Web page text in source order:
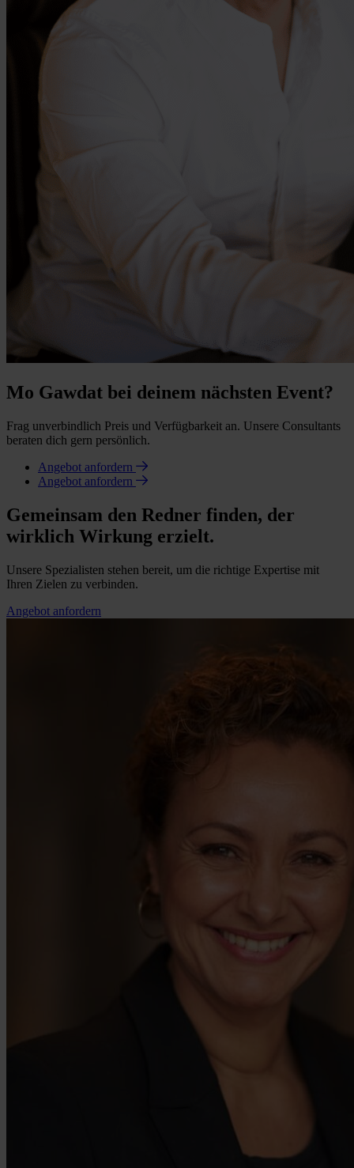
Mo Gawdat bei deinem nächsten Event?
Frag unverbindlich Preis und Verfügbarkeit an. Unsere Consultants
beraten dich gern persönlich.
Angebot anfordern
Angebot anfordern
Gemeinsam den Redner finden, der
wirklich Wirkung erzielt.
Unsere Spezialisten stehen bereit, um die richtige Expertise mit
Ihren Zielen zu verbinden.
Angebot anfordern